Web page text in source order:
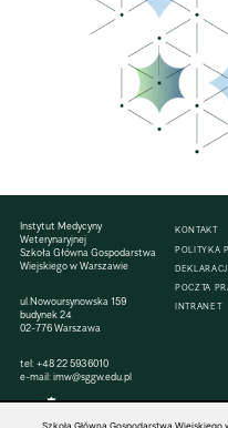
Instytut Medycyny
Weterynaryjnej
Szkoła Główna Gospodarstwa
Wiejskiego w Warszawie
ul.Nowoursynowska 159
budynek 24
02-776 Warszawa
tel:+48 22 5936010
e-mail:imw@sggw.edu.pl
KONTAKT
POLITYKA
POCZTA
INTRANET
Szkoła Główna Gospodarstwa